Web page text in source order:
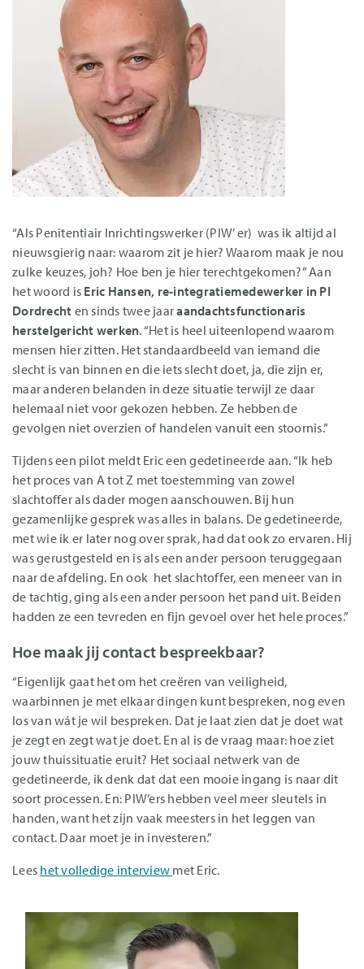
“Als Penitentiair Inrichtingswerker (PIW’ er) was ik altijd al
nieuwsgierig naar: waarom zit je hier? Waarom maak je nou
zulke keuzes, joh? Hoe ben je hier terechtgekomen?” Aan
het woord is Eric Hansen, re-integratiemedewerker in PI
Dordrecht en sinds twee jaaraandachtsfunctionaris
herstelgericht werken. “Het is heel uiteenlopend waarom
mensen hier zitten. Het standaardbeeld van iemand die
slecht is van binnen en die iets slecht doet, ja, die zijn er,
maar anderen belanden in deze situatie terwijl ze daar
helemaal niet voor gekozen hebben. Ze hebben de
gevolgen niet overzien of handelen vanuit een stoornis.”
Tijdens een pilot meldt Eric een gedetineerde aan. “Ik heb
het proces van A tot Z met toestemming van zowel
slachtoffer als dader mogen aanschouwen. Bij hun
gezamenlijke gesprek was alles in balans. De gedetineerde,
met wie ik er later nog over sprak, had dat ook zo ervaren. Hij
was gerustgesteld en is als een ander persoon teruggegaan
naar de afdeling. En ook het slachtoffer, een meneer van in
de tachtig, ging als een ander persoon het pand uit. Beiden
hadden ze een tevreden en fijn gevoel over het hele proces.”
Hoe maak jij contact bespreekbaar?
“Eigenlijk gaat het om het creëren van veiligheid,
waarbinnen je met elkaar dingen kunt bespreken, nog even
los van wát je wil bespreken. Dat je laat zien dat je doet wat
je zegt en zegt wat je doet. En al is de vraag maar: hoe ziet
jouw thuissituatie eruit? Het sociaal netwerk van de
gedetineerde, ik denk dat dat een mooie ingang is naar dit
soort processen. En: PIW’ers hebben veel meer sleutels in
handen, want het zijn vaak meesters in het leggen van
contact. Daar moet je in investeren.”
Lees het volledige interview met Eric.